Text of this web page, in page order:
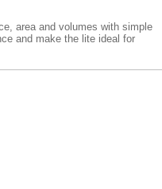
area and volumes with simple
and make the lite ideal for